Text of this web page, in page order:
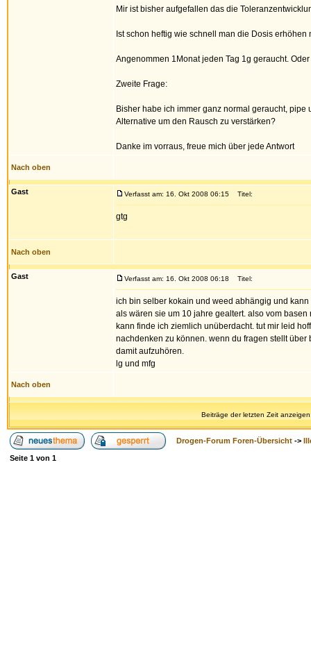
Mir ist bisher aufgefallen das die
Ist schon heftig wie schnell man die Dosis
Angenommen 1Monat jeden Tag 1g geraucht.
Zweite Frage:
Bisher habe ich immer ganz normal geraucht,
Alternative um den Rausch zu verstärken?
Danke im vorraus, freue mich über jede Antwort
Nach oben
Gast Verfasst am: 16. Okt 2008 06:15 Titel:
gtg
Nach oben
Gast Verfasst am: 16. Okt 2008 06:18 Titel:
ich bin selber kokain und weed abhängig und
als wären sie um 10 jahre gealtert. also vom
kann finde ich ziemlich unüberdacht. tut mir leid
nachdenken zu können. wenn du fragen stellt
damit aufzuhören.
lg und mfg
Nach oben
Beiträge der letzten Zeit
Drogen-Forum Foren-Übersicht ->
Seite 1 von 1